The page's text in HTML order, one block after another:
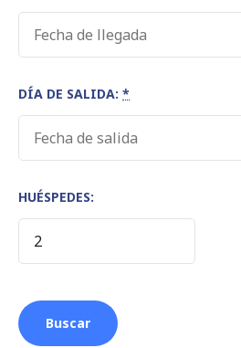
DÍA DE SALIDA: *
HUÉSPEDES: